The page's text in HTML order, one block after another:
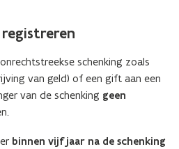
registreren
schenking zoals
van geld) of een gift aan een
van de schenking geen
binnen vijf jaar na de schenking